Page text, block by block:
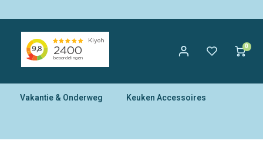
0
Vakantie & Onderweg Keuken Accessoires